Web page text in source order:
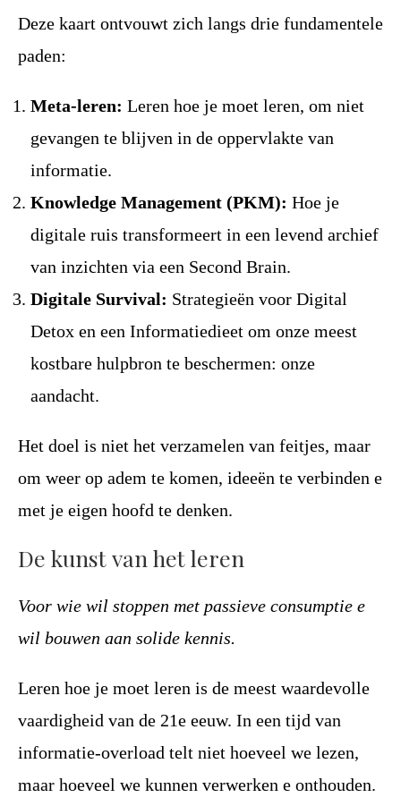
Deze kaart ontvouwt zich langs drie fundamentele
paden:
Meta-leren: Leren hoe je moet leren, om niet
gevangen te blijven in de oppervlakte van
informatie.
Knowledge Management (PKM): Hoe je
digitale ruis transformeert in een levend archief
van inzichten via een Second Brain.
Digitale Survival: Strategieën voor Digital
Detox en een Informatiedieet om onze meest
kostbare hulpbron te beschermen: onze
aandacht.
Het doel is niet het verzamelen van feitjes, maar
om weer op adem te komen, ideeën te verbinden e
met je eigen hoofd te denken.
De kunst van het leren
Voor wie wil stoppen met passieve consumptie e
wil bouwen aan solide kennis.
Leren hoe je moet leren is de meest waardevolle
vaardigheid van de 21e eeuw. In een tijd van
informatie-overload telt niet hoeveel we lezen,
maar hoeveel we kunnen verwerken e onthouden.